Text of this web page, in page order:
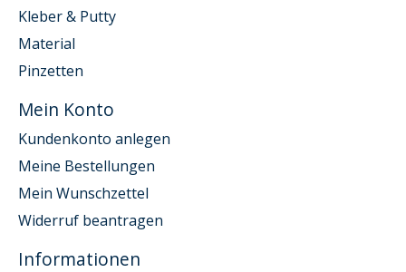
Kleber & Putty
Material
Pinzetten
Mein Konto
Kundenkonto anlegen
Meine Bestellungen
Mein Wunschzettel
Widerruf beantragen
Informationen